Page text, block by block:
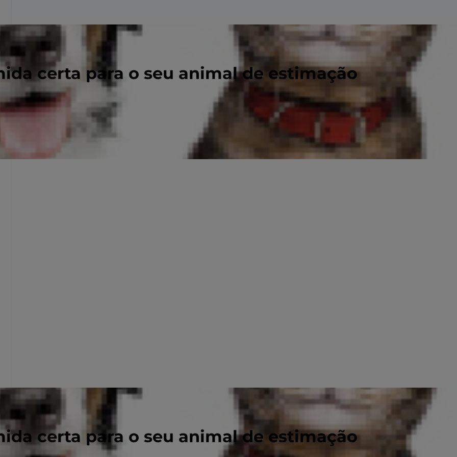
certa para o seu animal de estimação
certa para o seu animal de estimação